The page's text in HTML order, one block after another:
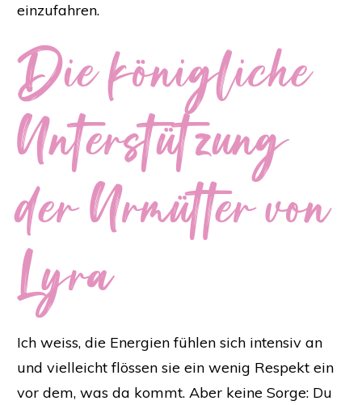
einzufahren.
Die königliche
Unterstützung
der Urmütter von
Lyra
Ich weiss, die Energien fühlen sich intensiv an
und vielleicht flössen sie ein wenig Respekt ein
vor dem, was da kommt. Aber keine Sorge: Du